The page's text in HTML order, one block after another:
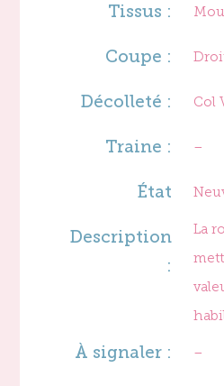
Tissus :
Coupe :
Décolleté : Col
Traine : –
État
Description
:
La
À signaler : –